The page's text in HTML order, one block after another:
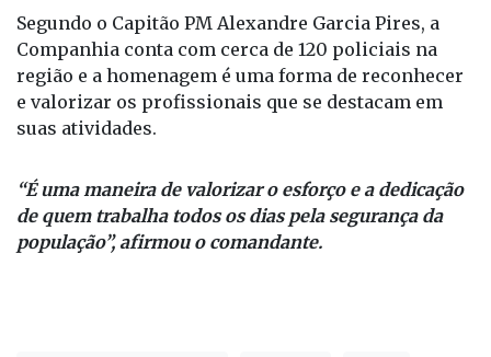
Segundo o Capitão PM Alexandre Garcia Pires, a
Companhia conta com cerca de 120 policiais na
região e a homenagem é uma forma de reconhecer
e valorizar os profissionais que se destacam em
suas atividades.
“É uma maneira de valorizar o esforço e a dedicação
de quem trabalha todos os dias pela segurança da
população”, afirmou o comandante.